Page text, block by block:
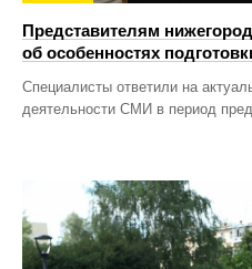
Представителям
об особенностях
Специалисты ответили на
деятельности СМИ в период